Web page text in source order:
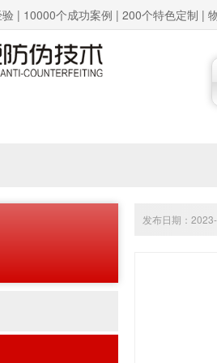
| 10000个成功案例 | 200个特色定制 |
发布日期：